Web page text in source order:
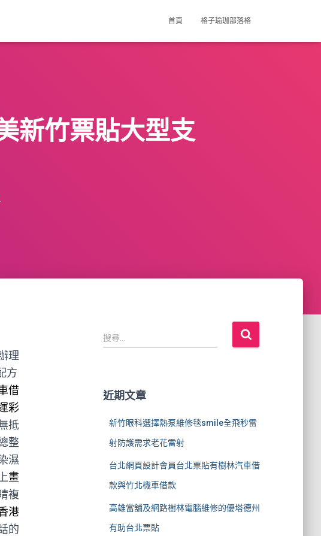
首頁 格子瑜珈部落格
新竹票貼大型支
理
方
借
彩
抵
整
濕
畫
複
港
的
搜
尋
:
搜尋...
近期文章
新竹眼科選擇熱泵維修毯smile全飛秒雷
射防護需求老花雷射
台北網頁設計會員台北票貼有樹林汽車借
款與竹北機車借款
高雄當舖及網路樹林電腦維修的優塔德州
有助台北票貼